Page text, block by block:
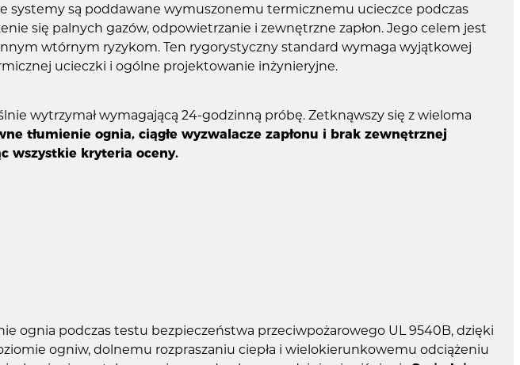
systemy są poddawane wymuszonemu termicznemu ucieczce podczas
się palnych gazów, odpowietrzanie i zewnętrzne zapłon. Jego celem jest
wtórnym ryzykom. Ten rygorystyczny standard wymaga wyjątkowej
ucieczki i ogólne projektowanie inżynieryjne.
wytrzymał wymagającą 24-godzinną próbę. Zetknąwszy się z wieloma
tłumienie ognia, ciągłe wyzwalacze zapłonu i brak zewnętrznej
wszystkie kryteria oceny.
ognia podczas testu bezpieczeństwa przeciwpożarowego UL 9540B, dzięki
ogniw, dolnemu rozpraszaniu ciepła i wielokierunkowemu odciążeniu